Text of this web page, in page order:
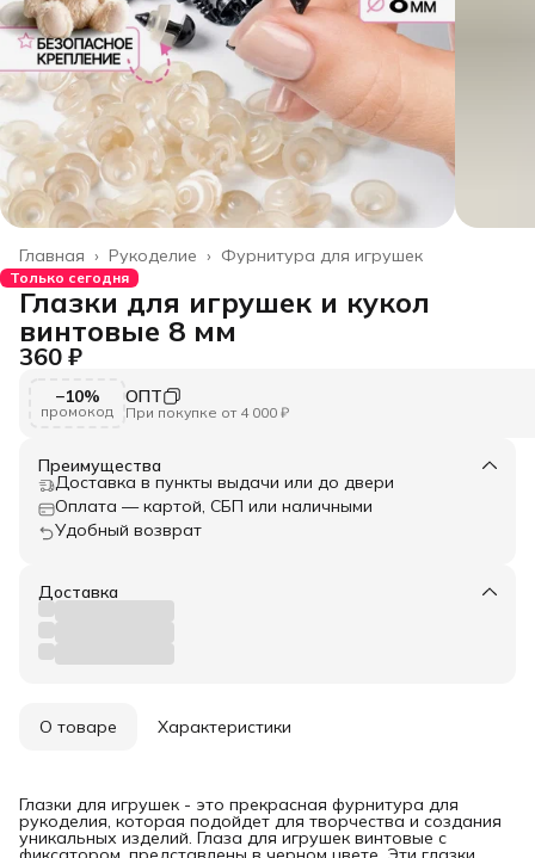
Фурнитура для игрушек
Рукоделие ›
Главная ›
Только сегодня
Глазки для игрушек и кукол
винтовые 8 мм
360 ₽
−10%
промокод
ОПТ
При покупке от 4 000 ₽
Преимущества
Доставка в пункты выдачи или до двери
Оплата — картой, СБП или наличными
Удобный возврат
Доставка
О товаре Характеристики
Глазки для игрушек - это прекрасная фурнитура для
рукоделия, которая подойдет для творчества и создания
уникальных изделий. Глаза для игрушек винтовые с